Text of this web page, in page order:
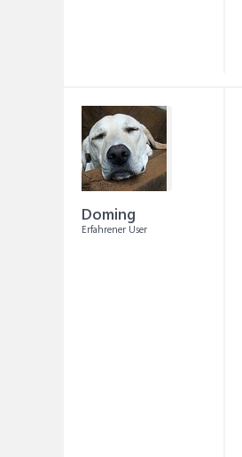
Doming
Erfahrener User